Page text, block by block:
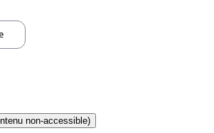
non-accessible)